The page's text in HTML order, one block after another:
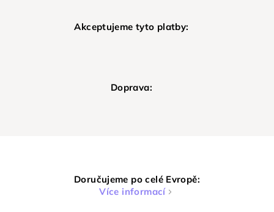
Akceptujeme tyto platby:
Doprava:
Doručujeme po celé Evropě:
Více informací